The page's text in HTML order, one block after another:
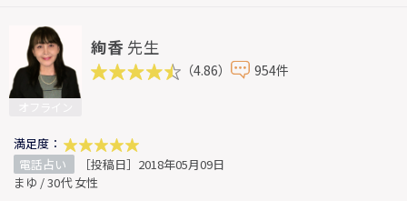
絢香 先生
（4.86） 954件
満足度：
電話占い
［投稿日］2018年05月09日
まゆ / 30代 女性